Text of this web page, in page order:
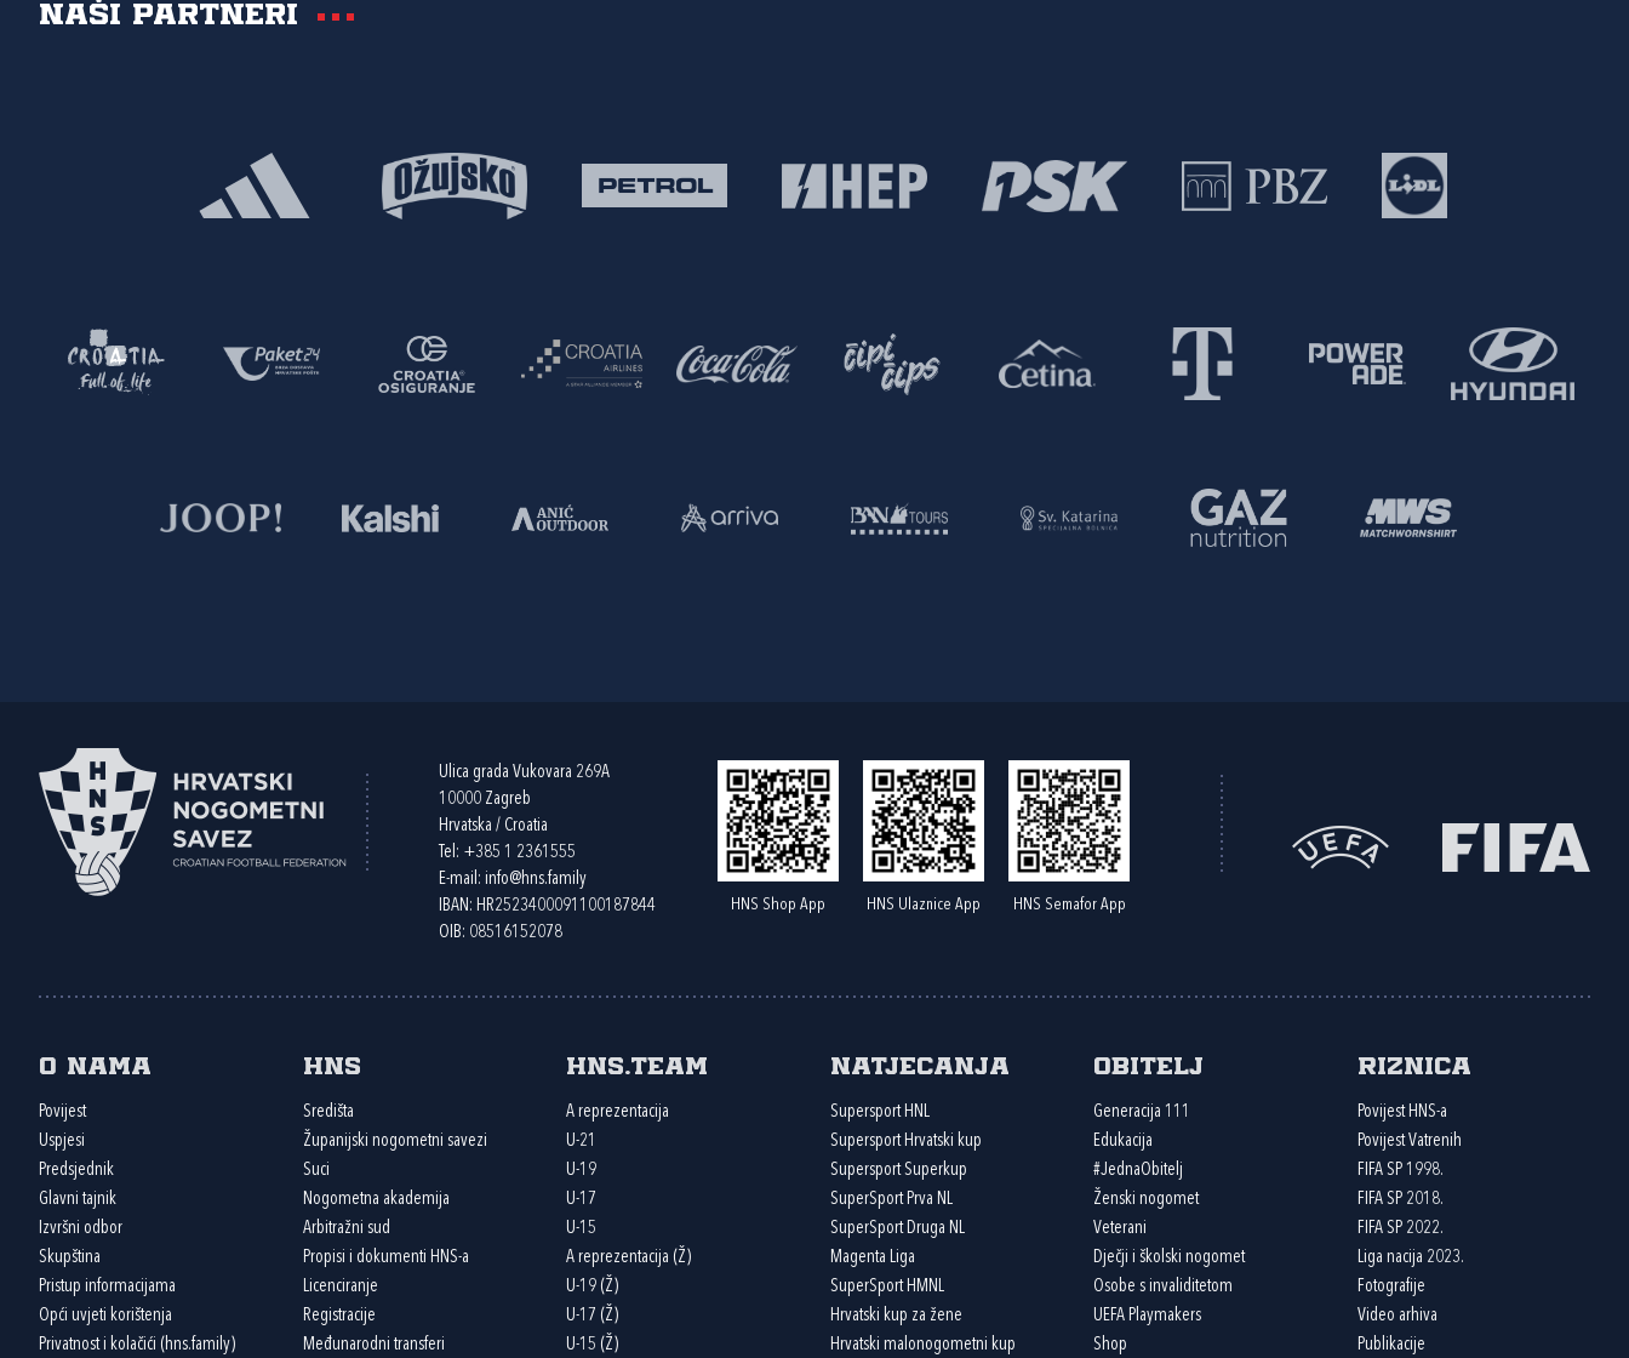
Naši partneri
Ulica grada Vukovara 269A
10000 Zagreb
Hrvatska / Croatia
Tel: +385 1 2361555
E-mail: info@hns.family
IBAN: HR2523400091100187844
OIB: 08516152078
HNS Shop App HNS Ulaznice App HNS Semafor App
O nama
Povijest
Uspjesi
Predsjednik
Glavni tajnik
Izvršni odbor
Skupština
Pristup informacijama
Opći uvjeti korištenja
Privatnost i kolačići (hns.family)
HNS
Središta
Županijski nogometni savezi
Suci
Nogometna akademija
Arbitražni sud
Propisi i dokumenti HNS-a
Licenciranje
Registracije
Međunarodni transferi
HNS.team
A reprezentacija
U-21
U-19
U-17
U-15
A reprezentacija (Ž)
U-19 (Ž)
U-17 (Ž)
U-15 (Ž)
Natjecanja
Supersport HNL
Supersport Hrvatski kup
Supersport Superkup
SuperSport Prva NL
SuperSport Druga NL
Magenta Liga
SuperSport HMNL
Hrvatski kup za žene
Hrvatski malonogometni kup
Obitelj
Generacija 111
Edukacija
#JednaObitelj
Ženski nogomet
Veterani
Dječji i školski nogomet
Osobe s invaliditetom
UEFA Playmakers
Shop
Riznica
Povijest HNS-a
Povijest Vatrenih
FIFA SP 1998.
FIFA SP 2018.
FIFA SP 2022.
Liga nacija 2023.
Fotografije
Video arhiva
Publikacije